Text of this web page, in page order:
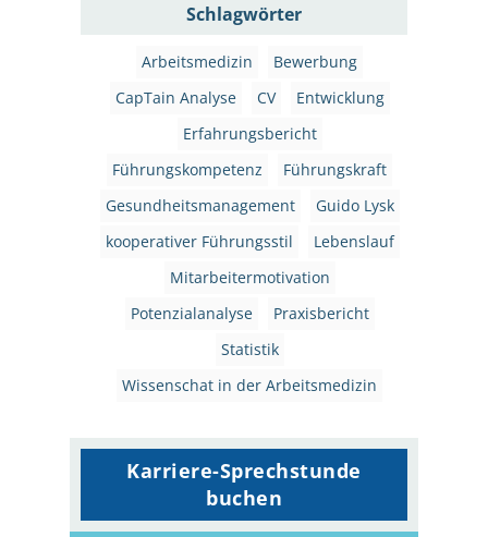
Schlagwörter
Arbeitsmedizin
Bewerbung
CapTain Analyse
CV
Entwicklung
Erfahrungsbericht
Führungskompetenz
Führungskraft
Gesundheitsmanagement
Guido Lysk
kooperativer Führungsstil
Lebenslauf
Mitarbeitermotivation
Potenzialanalyse
Praxisbericht
Statistik
Wissenschat in der Arbeitsmedizin
Karriere-Sprechstunde
buchen